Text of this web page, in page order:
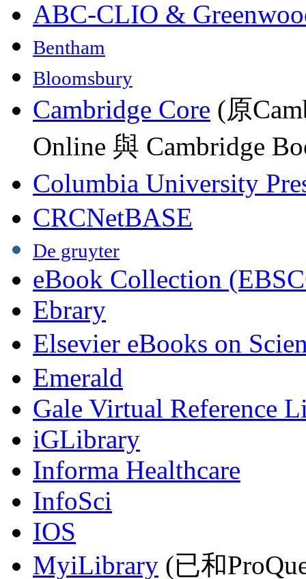
ABC-CLIO &
Bentham
Bloomsbury
Cambridge Core (原
Online 與 Cambridge
Columbia University
CRCNetBASE
De gruyter
eBook Collection
Ebrary
Elsevier eBooks on
Emerald
Gale Virtual Reference
iGLibrary
Informa Healthcare
InfoSci
IOS
MyiLibrary (已和